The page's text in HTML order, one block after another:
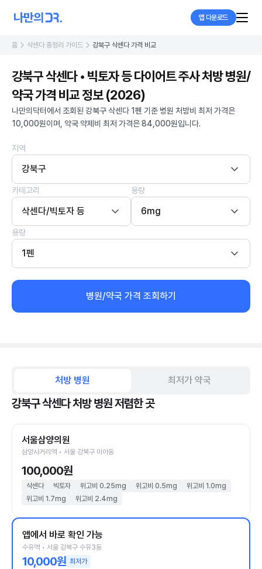
앱 다운로드
홈 삭센다 총정리 가이드 강북구 삭센다 가격 비교
강북구 삭센다 • 빅토자 등 다이어트 주사 처방 병원/
약국 가격 비교 정보 (2026)
나만의닥터에서 조회된 강북구 삭센다 1펜 기준 병원 처방비 최저 가격은
10,000원이며, 약국 약제비 최저 가격은 84,000원입니다.
지역
강북구
카테고리
삭센다/빅토자 등
용량
6mg
용량
1펜
병원/약국 가격 조회하기
처방 병원 최저가 약국
강북구 삭센다 처방 병원 저렴한 곳
서울삼양의원
삼양사거리역 • 서울 강북구 미아동
100,000원
삭센다 빅토자 위고비 0.25mg 위고비 0.5mg
위고비 1.0mg
위고비 1.7mg
위고비 2.4mg
앱에서 바로 확인 가능
수유역 • 서울 강북구 수유3동
10,000원 최저가